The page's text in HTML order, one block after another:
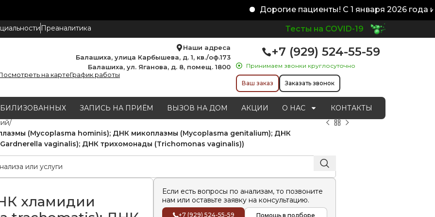
Дорогие пациенты! С 1 января 2026 года
Преаналитика Тесты на COVID-19
Наши адреса
Балашиха, улица Карбышева, д. 1, кв./оф.173
Балашиха, ул. Яганова, д. 8, помещ. 1800
на картеГрафик работы
+7 (929) 524-55-59
Принимаем звонки круглосуточно
Ваш заказ Заказать звонок
ЗАПИСЬ НА ПРИЁМ ВЫЗОВ НА ДОМ АКЦИИ О НАС
КОНТАКТЫ
(Mycoplasma hominis); ДНК микоплазмы (Mycoplasma genitalium); ДНК
vaginalis); ДНК трихомонады (Trichomonas vaginalis))
хламидии
Если есть вопросы по анализам, то позвоните
нам или оставьте заявку на консультацию.
+7 (929) 524-55-59 Помощь в подборе